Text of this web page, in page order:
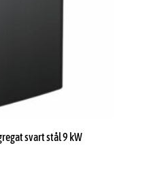
svart stål 9 kW